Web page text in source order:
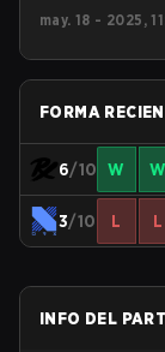
may. 18 - 2025,
FORMA
6/10 W W
3/10 L L
INFO DEL